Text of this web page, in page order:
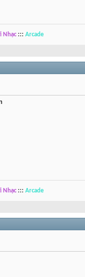
Nhạc::: Arcade
Nhạc::: Arcade